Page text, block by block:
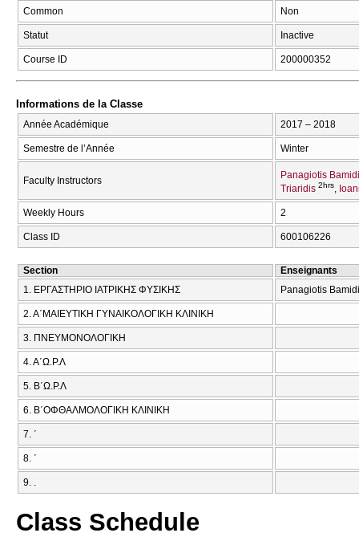
Common Non
Statut Inactive
Course ID 200000352
Informations de la Classe
Année Académique 2017 – 2018
Semestre de l’Année Winter
Faculty Instructors
Panagiotis
Triaridis 2hrs
Weekly Hours 2
Class ID 600106226
Section
Enseignants
1. ΕΡΓΑΣΤΗΡΙΟ ΙΑΤΡΙΚΗΣ ΦΥΣΙΚΗΣ
Panagiotis
2. Α΄ΜΑΙΕΥΤΙΚΗ ΓΥΝΑΙΚΟΛΟΓΙΚΗ ΚΛΙΝΙΚΗ
3. ΠΝΕΥΜΟΝΟΛΟΓΙΚΗ
4. Α΄Ω.Ρ.Λ
5. Β΄Ω.Ρ.Λ
6. Β΄ΟΦΘΑΛΜΟΛΟΓΙΚΗ ΚΛΙΝΙΚΗ
7. ΄
8. ΄
9. .
Class Schedule